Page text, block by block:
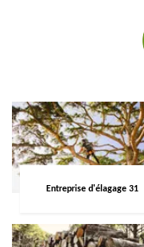
Entreprise d'élagage 31